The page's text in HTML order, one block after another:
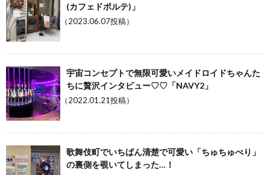
(カフェドポルテ)」
（2023.06.07投稿）
宇宙コンセプトで無限可愛いメイドロイドちゃんた
ちに贅沢インタビュー♡♡「NAVY2」
（2022.01.21投稿）
歌舞伎町でいちばん清楚で可愛い「ちゅちゅべり」
の裏側を覗いてしまった…！